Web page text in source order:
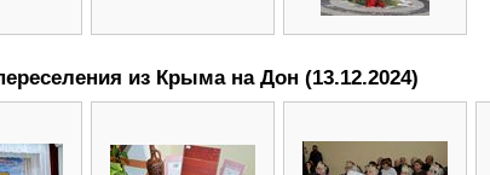
из Крыма на Дон (13.12.2024)